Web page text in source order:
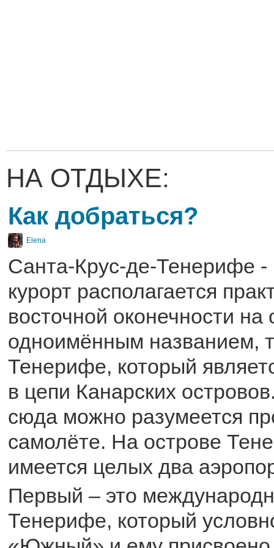
НА ОТДЫХЕ:
Как добраться?
Elena
Санта-Крус-де-Тенерифе -
курорт располагается
восточной оконечности на
одноимённым названием,
Тенерифе, который
в цепи Канарских
сюда можно разумеется
самолёте. На острове
имеется целых два
Первый – это
Тенерифе, который